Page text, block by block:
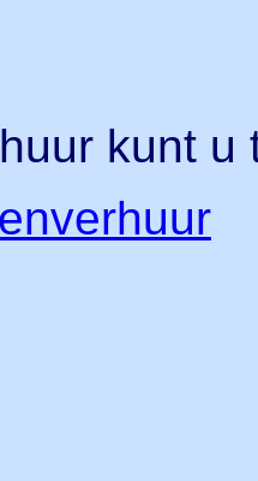
kunt u